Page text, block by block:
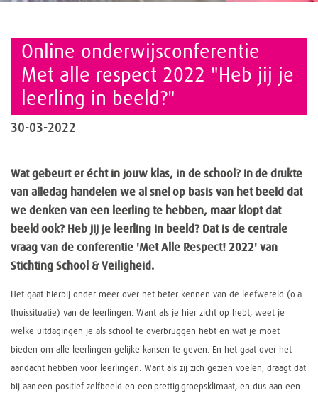
Online onderwijsconferentie
Met alle respect 2022 "Heb jij je
leerling in beeld?"
30-03-2022
Wat gebeurt er écht in jouw klas, in de school? In de drukte
van alledag handelen we al snel op basis van het beeld dat
we denken van een leerling te hebben, maar klopt dat
beeld ook? Heb jij je leerling in beeld? Dat is de centrale
vraag van de conferentie 'Met Alle Respect! 2022' van
Stichting School & Veiligheid.
Het gaat hierbij onder meer over het beter kennen van de leefwereld (o.a.
thuissituatie) van de leerlingen. Want als je hier zicht op hebt, weet je
welke uitdagingen je als school te overbruggen hebt en wat je moet
bieden om alle leerlingen gelijke kansen te geven. En het gaat over het
aandacht hebben voor leerlingen. Want als zij zich gezien voelen, draagt dat
bij aan een positief zelfbeeld en een prettig groepsklimaat, en dus aan een